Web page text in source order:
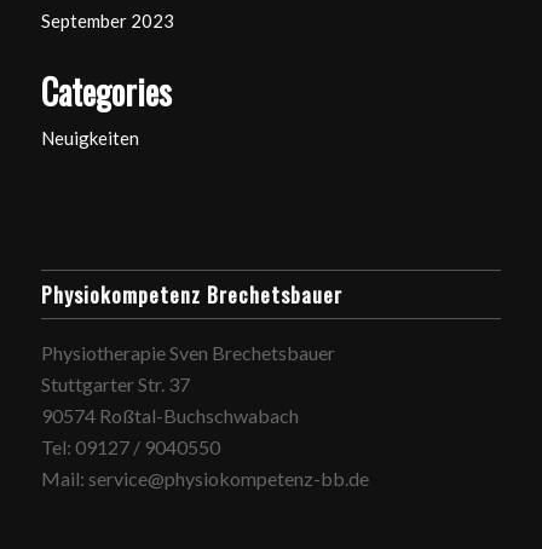
September 2023
Categories
Neuigkeiten
Physiokompetenz Brechetsbauer
Physiotherapie Sven Brechetsbauer
Stuttgarter Str. 37
90574 Roßtal-Buchschwabach
Tel: 09127 / 9040550
Mail: service@physiokompetenz-bb.de